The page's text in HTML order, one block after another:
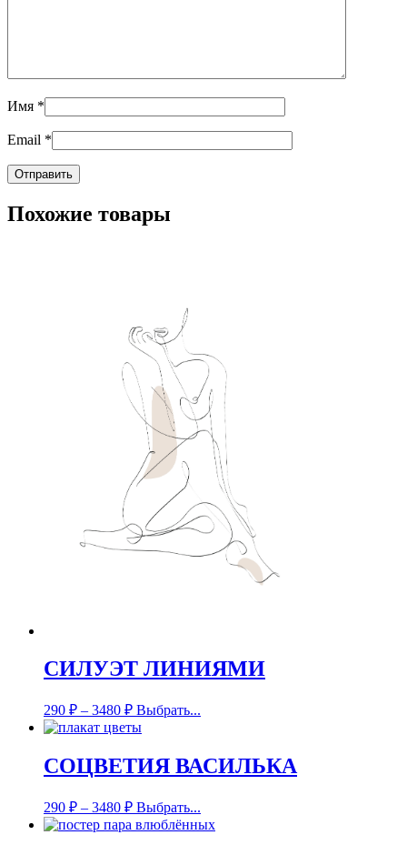
Имя *
Email *
Похожие товары
СИЛУЭТ ЛИНИЯМИ
290 ₽ – 3480 ₽ Выбрать...
СОЦВЕТИЯ ВАСИЛЬКА
290 ₽ – 3480 ₽ Выбрать...